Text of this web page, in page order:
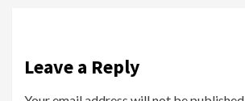
Leave a Reply